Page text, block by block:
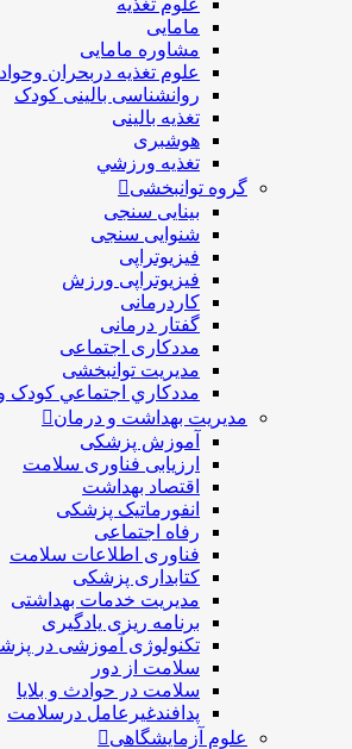
مامایی
مشاوره مامایی
علوم تغذیه دربحران
روانشناسی بالینی کودک
تغذیه بالینی
هوشبری
تغذيه ورزشي
گروه توانبخشی
بینایی سنجی
شنوایی سنجی
فیزیوتراپی
فیزیوتراپی ورزش
کاردرمانی
گفتار درمانی
مددکاری اجتماعی
مديريت توانبخشی
مددکاري اجتماعي کودک
مدیریت بهداشت و درمان
آموزش پزشکی
ارزیابی فناوری سلامت
اقتصاد بهداشت
انفورماتیک پزشکی
رفاه اجتماعی
فناوری اطلاعات سلامت
کتابداری پزشکی
مديريت خدمات بهداشتی
برنامه ریزی یادگیری
تکنولوژی آموزشی در
سلامت از دور
سلامت در حوادث و بلایا
پدافندغیرعامل درسلامت
علوم آزمایشگاهی